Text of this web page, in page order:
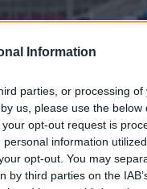
Information
parties, or processing
us, please use the below
opt-out request is
information
opt-out. You may
third parties on the